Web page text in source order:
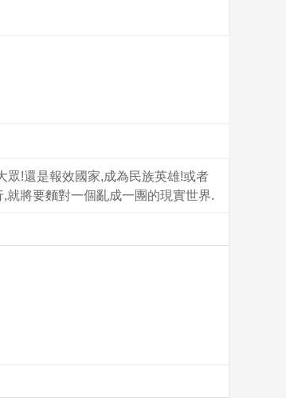
眾!還是報效國家,成為民族英雄!或者
就將要麵對一個亂成一團的現實世界.